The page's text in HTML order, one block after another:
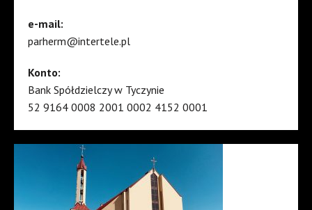
e-mail:
parherm@intertele.pl
Konto:
Bank Spółdzielczy w Tyczynie
52 9164 0008 2001 0002 4152 0001